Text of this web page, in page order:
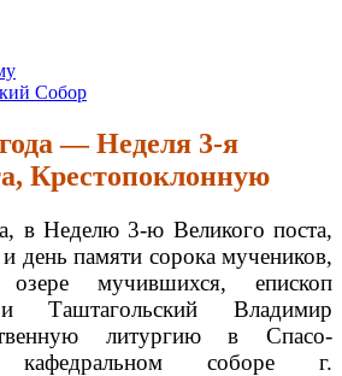
Собор
кафедральный Собор Новокузнецк
— Неделя 3-я
Крестопоклонную
в Неделю 3-ю Великого поста,
день памяти сорока мучеников,
мучившихся, епископ
Таштагольский Владимир
литургию в Спасо-
кафедральном соборе г.